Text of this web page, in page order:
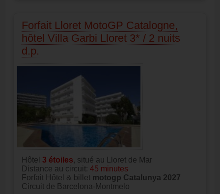
Forfait Lloret MotoGP Catalogne,
hôtel Villa Garbi Lloret 3* / 2 nuits
d.p.
Hôtel 3 étoiles, situé au Lloret de Mar
Distance au circuit: 45 minutes
Forfait Hôtel & billet motogp Catalunya 2027
Circuit de Barcelona-Montmelo